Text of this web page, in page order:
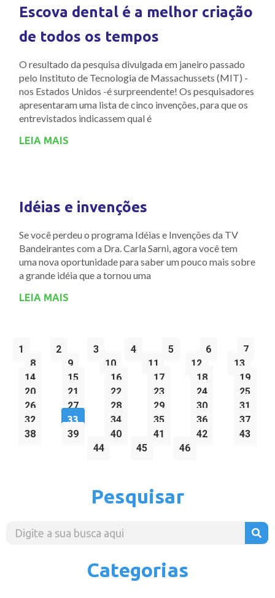
Escova dental é a melhor criação
de todos os tempos
O resultado da pesquisa divulgada em janeiro passado
pelo Instituto de Tecnologia de Massachussets (MIT) -
nos Estados Unidos -é surpreendente! Os pesquisadores
apresentaram uma lista de cinco invenções, para que os
entrevistados indicassem qual é
LEIA MAIS
Idéias e invenções
Se você perdeu o programa Idéias e Invenções da TV
Bandeirantes com a Dra. Carla Sarni, agora você tem
uma nova oportunidade para saber um pouco mais sobre
a grande idéia que a tornou uma
LEIA MAIS
1 2 3 4 5 6
7
8
9 10 11 12
13
14
15 16 17 18
19
20
21 22 23 24
25
26
27 28 29 30
31
32
33 34 35 36
37
38
39 40 41 42
43
44
45 46
Pesquisar
Categorias